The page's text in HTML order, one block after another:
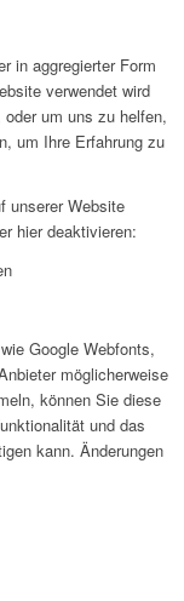
in aggregierter Form
verwendet wird
um uns zu helfen,
um Ihre Erfahrung zu
unserer Website
hier deaktivieren:
Google Webfonts,
möglicherweise
können Sie diese
und das
kann. Änderungen